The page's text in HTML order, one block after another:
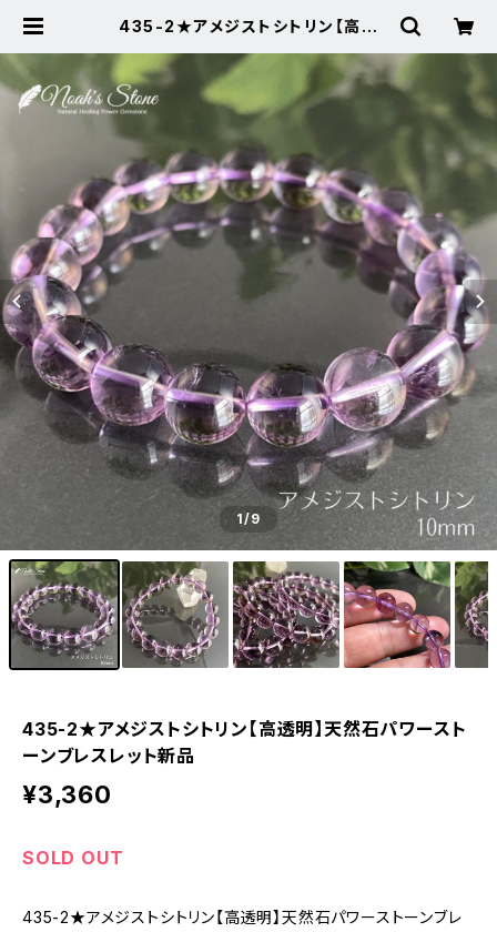
435-2★アメジストシトリン【高透
ト新品 | Noah's Stone ～パワー
ストーン・天然石SHOP～
1/9
435-2★アメジストシトリン【高透明】天然石パワースト
ーンブレスレット新品
¥3,360
SOLD OUT
435-2★アメジストシトリン【高透明】天然石パワーストーンブレ